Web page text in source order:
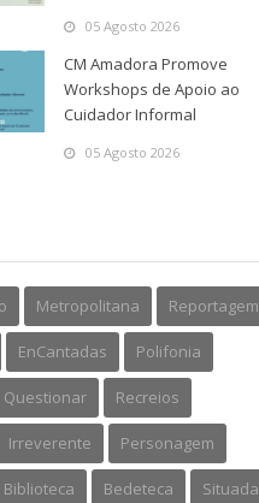
05 Agosto 2026
CM Amadora Promove
Workshops de Apoio ao
Cuidador Informal
05 Agosto 2026
Metropolitana Reportagem
EnCantadas Polifonia
Questionar Recreios
Irreverente Personagem
Biblioteca Bedeteca Situada